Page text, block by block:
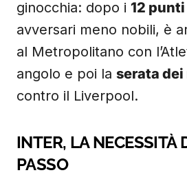
ginocchia: dopo i 12 punti
avversari meno nobili, è
al Metropolitano con
angolo e poi la serata
contro il Liverpool.
INTER, LA NECESSITÀ
PASSO